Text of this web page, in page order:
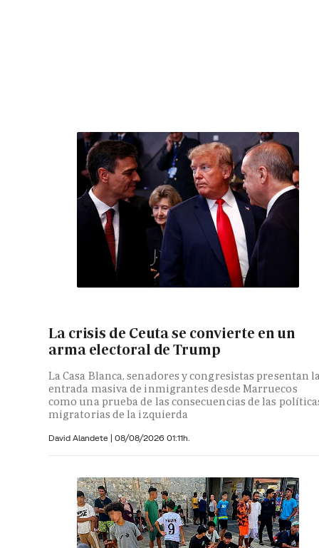
La crisis de Ceuta se convierte en un
arma electoral de Trump
La Casa Blanca, senadores y congresistas presentan
entrada masiva de inmigrantes desde Marruecos
como una prueba de las consecuencias de las
migratorias de la izquierda
David Alandete | 08/08/2026 01:11h.